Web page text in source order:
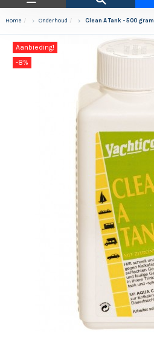
Home Onderhoud Clean A Tank - 500 gram
Aanbieding!
-8%